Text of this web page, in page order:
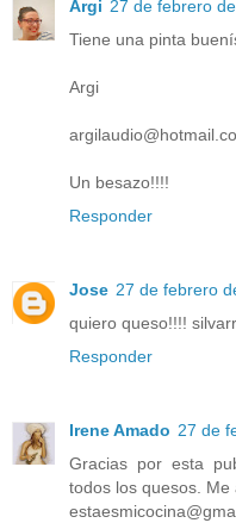
Argi 27 de febrero
Tiene una pinta
Argi
Un besazo!!!!
Responder
Jose 27 de febrero
quiero queso!!!!
Responder
Irene Amado 27 de
Gracias por esta
todos los quesos. Me